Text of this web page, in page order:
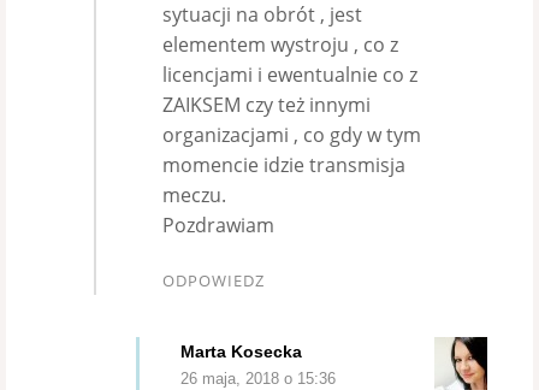
sytuacji na obrót , jest
elementem wystroju , co z
licencjami i ewentualnie co z
ZAIKSEM czy też innymi
organizacjami , co gdy w tym
momencie idzie transmisja
meczu.
Pozdrawiam
ODPOWIEDZ
Marta Kosecka
26 maja, 2018 o 15:36